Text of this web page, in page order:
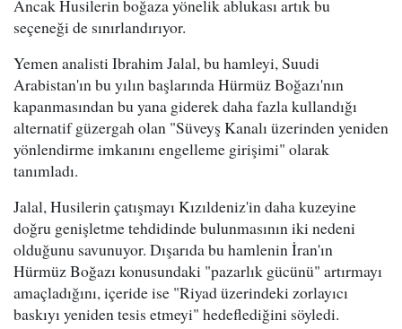
Ancak Husilerin boğaza yönelik ablukası artık bu
seçeneği de sınırlandırıyor.
Yemen analisti Ibrahim Jalal, bu hamleyi, Suudi
Arabistan'ın bu yılın başlarında Hürmüz Boğazı'nın
kapanmasından bu yana giderek daha fazla kullandığı
alternatif güzergah olan "Süveyş Kanalı üzerinden yeniden
yönlendirme imkanını engelleme girişimi" olarak
tanımladı.
Jalal, Husilerin çatışmayı Kızıldeniz'in daha kuzeyine
doğru genişletme tehdidinde bulunmasının iki nedeni
olduğunu savunuyor. Dışarıda bu hamlenin İran'ın
Hürmüz Boğazı konusundaki "pazarlık gücünü" artırmayı
amaçladığını, içeride ise "Riyad üzerindeki zorlayıcı
baskıyı yeniden tesis etmeyi" hedeflediğini söyledi.